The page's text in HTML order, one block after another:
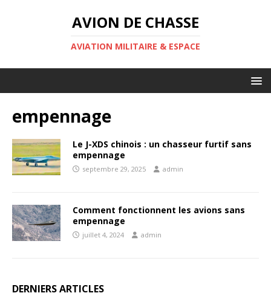
AVION DE CHASSE
AVIATION MILITAIRE & ESPACE
empennage
Le J-XDS chinois : un chasseur furtif sans
empennage
septembre 29, 2025 admin
Comment fonctionnent les avions sans
empennage
juillet 4, 2024 admin
DERNIERS ARTICLES